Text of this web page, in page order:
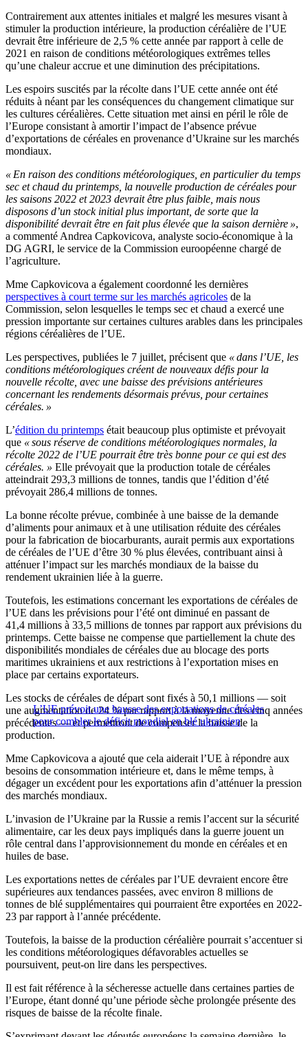
Contrairement aux attentes initiales et malgré les mesures visant à
stimuler la production intérieure, la production céréalière de l’UE
devrait être inférieure de 2,5 % cette année par rapport à celle de
2021 en raison de conditions météorologiques extrêmes telles
qu’une chaleur accrue et une diminution des précipitations.
Les espoirs suscités par la récolte dans l’UE cette année ont été
réduits à néant par les conséquences du changement climatique sur
les cultures céréalières. Cette situation met ainsi en péril le rôle de
l’Europe consistant à amortir l’impact de l’absence prévue
d’exportations de céréales en provenance d’Ukraine sur les marchés
mondiaux.
« En raison des conditions météorologiques, en particulier du temps
sec et chaud du printemps, la nouvelle production de céréales pour
les saisons 2022 et 2023 devrait être plus faible, mais nous
disposons d’un stock initial plus important, de sorte que la
disponibilité devrait être en fait plus élevée que la saison dernière »,
a commenté Andrea Capkovicova, analyste socio-économique à la
DG AGRI, le service de la Commission euroopéenne chargé de
l’agriculture.
Mme Capkovicova a également coordonné les dernières
perspectives à court terme sur les marchés agricoles de la
Commission, selon lesquelles le temps sec et chaud a exercé une
pression importante sur certaines cultures arables dans les principales
régions céréalières de l’UE.
Les perspectives, publiées le 7 juillet, précisent que « dans l’UE, les
conditions météorologiques créent de nouveaux défis pour la
nouvelle récolte, avec une baisse des prévisions antérieures
concernant les rendements désormais prévus, pour certaines
céréales. »
L’édition du printemps était beaucoup plus optimiste et prévoyait
que « sous réserve de conditions météorologiques normales, la
récolte 2022 de l’UE pourrait être très bonne pour ce qui est des
céréales. » Elle prévoyait que la production totale de céréales
atteindrait 293,3 millions de tonnes, tandis que l’édition d’été
prévoyait 286,4 millions de tonnes.
La bonne récolte prévue, combinée à une baisse de la demande
d’aliments pour animaux et à une utilisation réduite des céréales
pour la fabrication de biocarburants, aurait permis aux exportations
de céréales de l’UE d’être 30 % plus élevées, contribuant ainsi à
atténuer l’impact sur les marchés mondiaux de la baisse du
rendement ukrainien liée à la guerre.
Toutefois, les estimations concernant les exportations de céréales de
l’UE dans les prévisions pour l’été ont diminué en passant de
41,4 millions à 33,5 millions de tonnes par rapport aux prévisions du
printemps. Cette baisse ne compense que partiellement la chute des
disponibilités mondiales de céréales due au blocage des ports
maritimes ukrainiens et aux restrictions à l’exportation mises en
place par certains exportateurs.
L’UE prévoit une hausse des exportations de céréales
pour combler le déficit mondial en blé ukrainien
Les stocks de céréales de départ sont fixés à 50,1 millions — soit
une augmentation de 24 % par rapport à la moyenne des cinq années
précédentes — et permettront de compenser la baisse de la
production.
Mme Capkovicova a ajouté que cela aiderait l’UE à répondre aux
besoins de consommation intérieure et, dans le même temps, à
dégager un excédent pour les exportations afin d’atténuer la pression
des marchés mondiaux.
L’invasion de l’Ukraine par la Russie a remis l’accent sur la sécurité
alimentaire, car les deux pays impliqués dans la guerre jouent un
rôle central dans l’approvisionnement du monde en céréales et en
huiles de base.
Les exportations nettes de céréales par l’UE devraient encore être
supérieures aux tendances passées, avec environ 8 millions de
tonnes de blé supplémentaires qui pourraient être exportées en 2022-
23 par rapport à l’année précédente.
Toutefois, la baisse de la production céréalière pourrait s’accentuer si
les conditions météorologiques défavorables actuelles se
poursuivent, peut-on lire dans les perspectives.
Il est fait référence à la sécheresse actuelle dans certaines parties de
l’Europe, étant donné qu’une période sèche prolongée présente des
risques de baisse de la récolte finale.